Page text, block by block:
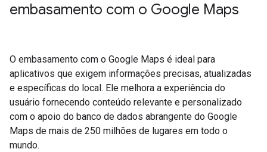
embasamento com o Google Maps
O embasamento com o Google Maps é ideal para
aplicativos que exigem informações precisas, atualizadas
e específicas do local. Ele melhora a experiência do
usuário fornecendo conteúdo relevante e personalizado
com o apoio do banco de dados abrangente do Google
Maps de mais de 250 milhões de lugares em todo o
mundo.